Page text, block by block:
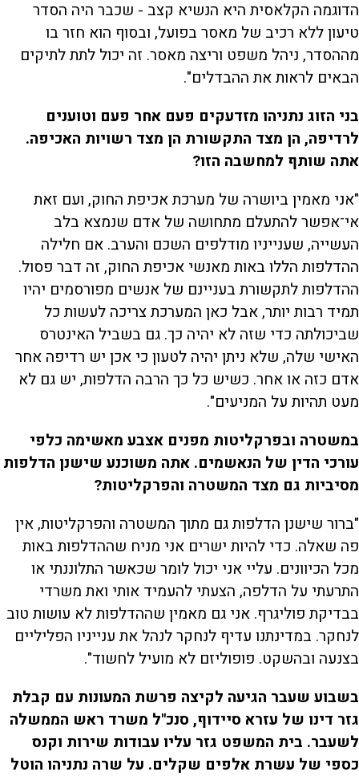
הדוגמה הקלאסית היא הנשיא קצב - שכבר היה הסדר
טיעון ללא רכיב של מאסר בפועל, ובסוף הוא חזר בו
מההסדר, ניהל משפט וריצה מאסר. זה יכול לתת לתיקים
הבאים לראות את ההבדלים".
בני הזוג נתניהו מזדעקים פעם אחר פעם וטוענים
לרדיפה, הן מצד התקשורת הן מצד רשויות האכיפה.
אתה שותף למחשבה הזו?
"אני מאמין ביושרה של מערכת אכיפת החוק, ועם זאת
אי־אפשר להתעלם מתחושה של אדם שנמצא בלב
העשייה, שענייניו מודלפים השכם והערב. אם חלילה
ההדלפות הללו באות מאנשי אכיפת החוק, זה דבר פסול.
ההדלפות לתקשורת בעניינם של אנשים מפורסמים יהיו
תמיד רבות יותר, אבל כאן המערכת צריכה לעשות כל
שביכולתה כדי שזה לא יהיה כך. גם בשביל האינטרס
האישי שלה, שלא ניתן יהיה לטעון כי אכן יש רדיפה אחר
אדם כזה או אחר. כשיש כל כך הרבה הדלפות, יש גם לא
מעט תהיות על המניעים".
במשטרה ובפרקליטות מפנים אצבע מאשימה כלפי
עורכי הדין של הנאשמים. אתה משוכנע שישנן הדלפות
מסיביות גם מצד המשטרה והפרקליטות?
"ברור שישנן הדלפות גם מתוך המשטרה והפרקליטות, אין
פה שאלה. כדי להיות ישרים אני מניח שההדלפות באות
מכל הכיוונים. עליי אני יכול לומר שכאשר התלוננתי או
התרעתי על הדלפה, הצעתי להעמיד אותי ואת משרדי
בבדיקת פוליגרף. אני גם מאמין שההדלפות לא עושות טוב
לנחקר. במדינתנו עדיף לנחקר לנהל את ענייניו הפליליים
בצנעה ובהשקט. פופוליזם לא מועיל לחשוד".
בשבוע שעבר הגיעה לקיצה פרשת המעונות עם קבלת
גזר דינו של עזרא סיידוף, סנכ"ל משרד ראש הממשלה
לשעבר. בית המשפט גזר עליו עבודות שירות וקנס
כספי של עשרת אלפים שקלים. על שרה נתניהו הוטל